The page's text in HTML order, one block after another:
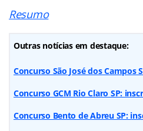
Resumo
Outras notícias em destaque:
Concurso São José dos Campos
Concurso GCM Rio Claro SP:
Concurso Bento de Abreu SP: